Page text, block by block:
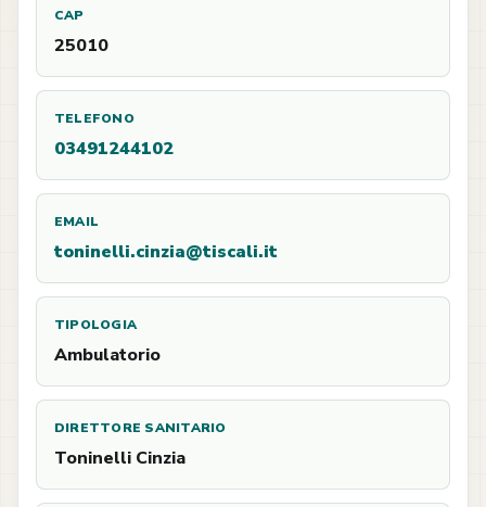
CAP
25010
TELEFONO
03491244102
EMAIL
toninelli.cinzia@tiscali.it
TIPOLOGIA
Ambulatorio
DIRETTORE SANITARIO
Toninelli Cinzia